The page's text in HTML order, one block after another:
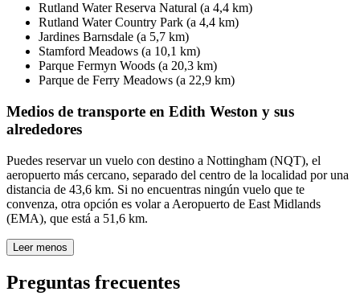
Rutland Water Reserva Natural (a 4,4 km)
Rutland Water Country Park (a 4,4 km)
Jardines Barnsdale (a 5,7 km)
Stamford Meadows (a 10,1 km)
Parque Fermyn Woods (a 20,3 km)
Parque de Ferry Meadows (a 22,9 km)
Medios de transporte en Edith Weston y sus
alrededores
Puedes reservar un vuelo con destino a Nottingham (NQT), el
aeropuerto más cercano, separado del centro de la localidad por una
distancia de 43,6 km. Si no encuentras ningún vuelo que te
convenza, otra opción es volar a Aeropuerto de East Midlands
(EMA), que está a 51,6 km.
Leer menos
Preguntas frecuentes